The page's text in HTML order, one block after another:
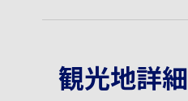
観光地詳細